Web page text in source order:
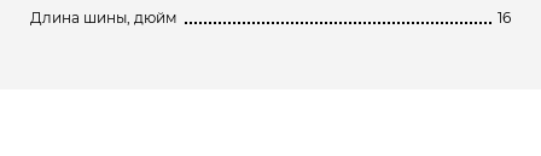
Длина шины, дюйм 16